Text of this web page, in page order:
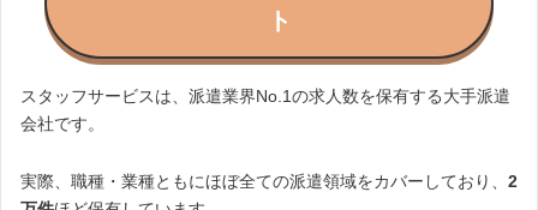
ト
スタッフサービスは、派遣業界No.1の求人数を保有する大手派遣
会社です。
実際、職種・業種ともにほぼ全ての派遣領域をカバーしており、 2